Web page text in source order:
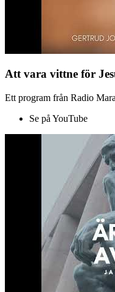
Att vara vittne för
Ett program från Radio
Se på YouTube